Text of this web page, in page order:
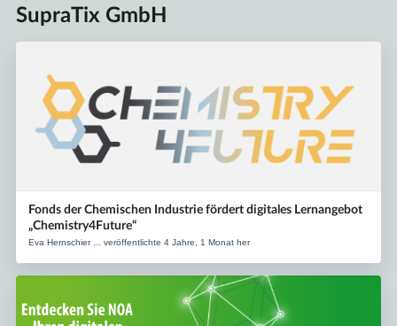
SupraTix GmbH
Fonds der Chemischen Industrie fördert digitales Lernangebot
„Chemistry4Future“
Eva Hernschier ... veröffentlichte 4 Jahre, 1 Monat her